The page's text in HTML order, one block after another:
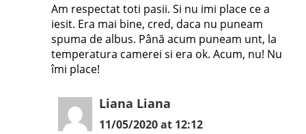
Am respectat toti pasii. Si nu imi place ce a
iesit. Era mai bine, cred, daca nu puneam
spuma de albus. Până acum puneam unt, la
temperatura camerei si era ok. Acum, nu! Nu
îmi place!
Liana Liana
11/05/2020 at 12:12